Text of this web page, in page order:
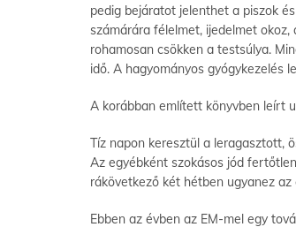
pedig bejáratot jelenthet a piszok
számárára félelmet, ijedelmet
rohamosan csökken a testsúlya.
idő. A hagyományos gyógykezelés
A korábban említett könyvben leírt
Tíz napon keresztül a leragasztott,
Az egyébként szokásos jód
rákövetkező két hétben ugyanez
Ebben az évben az EM-mel egy